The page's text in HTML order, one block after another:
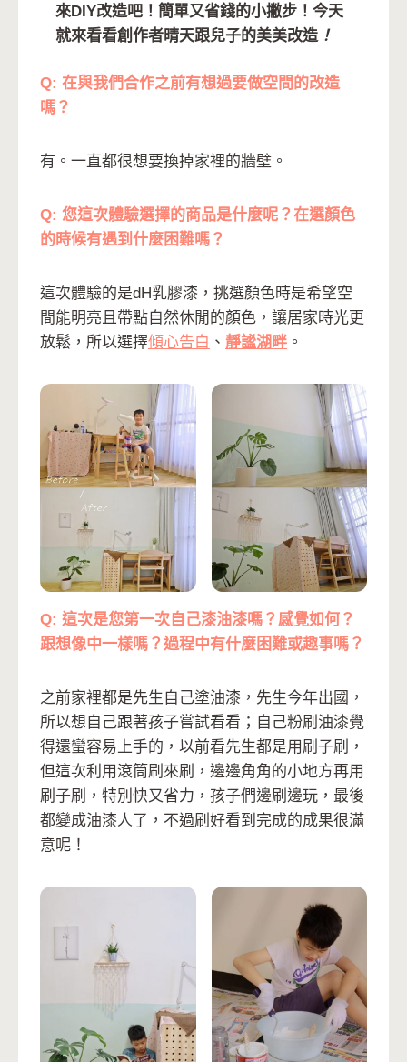
來DIY改造吧！簡單又省錢的小撇步！今天
就來看看創作者晴天跟兒子的美美改造 ！
Q: 在與我們合作之前有想過要做空間的改造
嗎？
有。一直都很想要換掉家裡的牆壁。
Q: 您這次體驗選擇的商品是什麼呢？在選顏色
的時候有遇到什麼困難嗎？
這次體驗的是dH乳膠漆，挑選顏色時是希望空
間能明亮且帶點自然休閒的顏色，讓居家時光更
放鬆，所以選擇傾心告白 、 靜謐湖畔 。
Q: 這次是您第一次自己漆油漆嗎？感覺如何？
跟想像中一樣嗎？過程中有什麼困難或趣事嗎？
之前家裡都是先生自己塗油漆，先生今年出國，
所以想自己跟著孩子嘗試看看；自己粉刷油漆覺
得還蠻容易上手的，以前看先生都是用刷子刷，
但這次利用滾筒刷來刷，邊邊角角的小地方再用
刷子刷，特別快又省力，孩子們邊刷邊玩，最後
都變成油漆人了，不過刷好看到完成的成果很滿
意呢！